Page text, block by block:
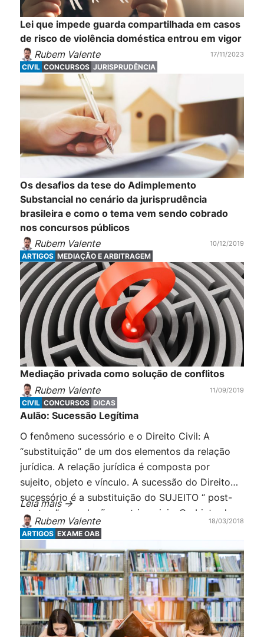
Lei que impede guarda compartilhada em casos
de risco de violência doméstica entrou em vigor
Rubem Valente
17/11/2023
CIVIL CONCURSOS JURISPRUDÊNCIA
Os desafios da tese do Adimplemento
Substancial no cenário da jurisprudência
brasileira e como o tema vem sendo cobrado
nos concursos públicos
Rubem Valente
10/12/2019
ARTIGOS MEDIAÇÃO E ARBITRAGEM
Mediação privada como solução de conflitos
Rubem Valente
11/09/2019
CIVIL CONCURSOS DICAS
Aulão: Sucessão Legítima
O fenômeno sucessório e o Direito Civil: A
“substituição” de um dos elementos da relação
jurídica. A relação jurídica é composta por
sujeito, objeto e vínculo. A sucessão do Direito
sucessório é a substituição do SUJEITO “ post-
mortem” em relações patrimoniais. O objeto da
sucessão: Algumas relações jurídicas, ditas
personalíssimas, extinguem-se com a morte do
[…]
Leia mais ->
Rubem Valente
18/03/2018
ARTIGOS EXAME OAB